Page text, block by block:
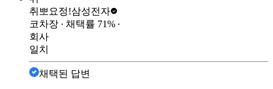
취뽀요정!삼성전자
코차장 ∙ 채택률 71% ∙
회사
일치
채택된 답변